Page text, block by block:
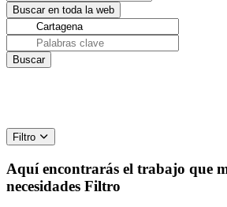
Filtro
Aquí encontrarás el trabajo que
necesidades Filtro